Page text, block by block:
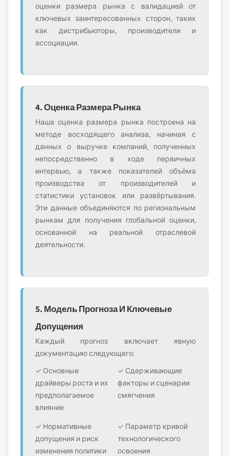
оценки размера рынка с валидацией от
ключевых заинтересованных сторон, таких
как дистрибьюторы, производители и
ассоциации.
4. Оценка Размера Рынка
Наша оценка размера рынка построена на
методе восходящего анализа, начиная с
данных о выручке компаний, полученных
непосредственно в ходе первичных
интервью, а также показателей объёма
производства от производителей и
статистики установок или развёртывания.
Эти данные объединяются по региональным
рынкам для получения глобальной оценки,
основанной на реальной отраслевой
деятельности.
5. Модель Прогноза И Ключевые
Допущения
Каждый прогноз включает явную
документацию следующего:
✓ Основные
драйверы роста и их
предполагаемое
влияние
✓ Сдерживающие
факторы и сценарии
смягчения
✓ Нормативные
допущения и риск
изменения политики
✓ Параметр кривой
технологического
освоения